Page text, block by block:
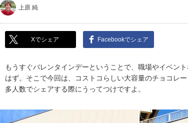
上原 純
Xでシェア Facebookでシェア
もうすぐバレンタインデーということで、職場やイベン
はず。そこで今回は、コストコらしい大容量のチョコレ
多人数でシェアする際にうってつけですよ。